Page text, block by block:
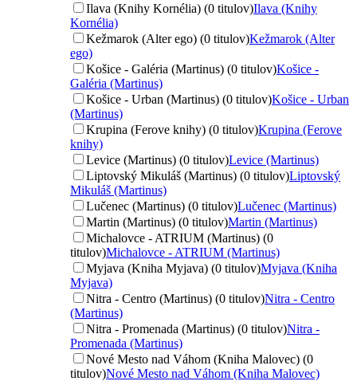
Ilava (Knihy Kornélia) (0 titulov)Ilava (Knihy
Kornélia)
Kežmarok (Alter ego) (0 titulov)Kežmarok (Alter
ego)
Košice - Galéria (Martinus) (0 titulov)Košice -
Galéria (Martinus)
Košice - Urban (Martinus) (0 titulov)Košice - Urban
(Martinus)
Krupina (Ferove knihy) (0 titulov)Krupina (Ferove
knihy)
Levice (Martinus) (0 titulov)Levice (Martinus)
Liptovský Mikuláš (Martinus) (0 titulov)Liptovský
Mikuláš (Martinus)
Lučenec (Martinus) (0 titulov)Lučenec (Martinus)
Martin (Martinus) (0 titulov)Martin (Martinus)
Michalovce - ATRIUM (Martinus) (0
titulov)Michalovce - ATRIUM (Martinus)
Myjava (Kniha Myjava) (0 titulov)Myjava (Kniha
Myjava)
Nitra - Centro (Martinus) (0 titulov)Nitra - Centro
(Martinus)
Nitra - Promenada (Martinus) (0 titulov)Nitra -
Promenada (Martinus)
Nové Mesto nad Váhom (Kniha Malovec) (0
titulov)Nové Mesto nad Váhom (Kniha Malovec)